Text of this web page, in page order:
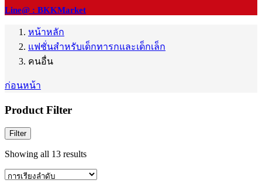
Line@ : BKKMarket
หน้าหลัก
แฟชั่นสำหรับเด็กทารกและเด็กเล็ก
คนอื่น
ก่อนหน้า
Product Filter
Filter
Showing all 13 results